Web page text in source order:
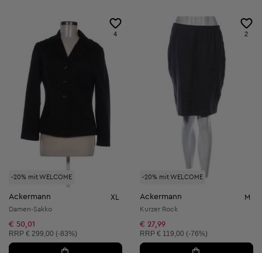
-20% mit WELCOME
4
Ackermann XL
Damen-Sakko
€ 50,01
Unverbindliche Preisempfehlung:
RRP € 299,00 (-83%)
-20% mit WELCOME
2
Ackermann M
Kurzer Rock
€ 27,99
Unverbindliche Preisempfehlung:
RRP € 119,00 (-76%)